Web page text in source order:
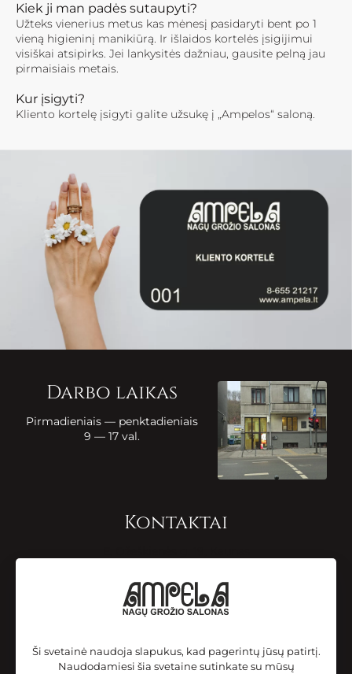
Kiek ji man padės sutaupyti?
Užteks vienerius metus kas mėnesį pasidaryti bent po 1
vieną higieninį manikiūrą. Ir išlaidos kortelės įsigijimui
visiškai atsipirks. Jei lankysitės dažniau, gausite pelną jau
pirmaisiais metais.
Kur įsigyti?
Kliento kortelę įsigyti galite užsukę į „Ampelos“ saloną.
Darbo laikas
Pirmadieniais — penktadieniais
9 — 17 val.
Kontaktai
info@ampela.lt
Sekite mus
Ši svetainė naudoja slapukus, kad pagerintų jūsų patirtį.
Naudodamiesi šia svetaine sutinkate su mūsų